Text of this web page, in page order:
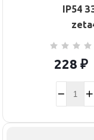
IP54
228 ₽